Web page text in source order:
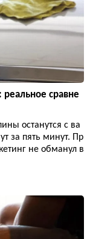
реальное сравне
останутся с ва
за пять минут. Пр
не обманул в